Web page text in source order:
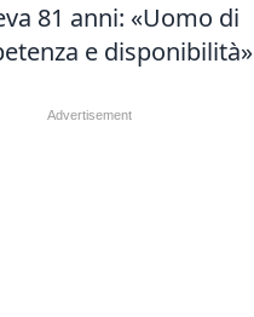
81 anni: «Uomo di
e disponibilità»